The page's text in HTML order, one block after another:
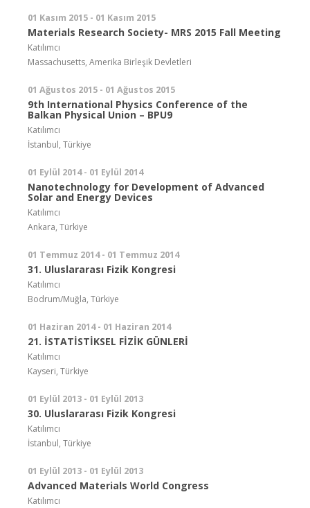
01 Kasım 2015 - 01 Kasım 2015
Materials Research Society- MRS 2015 Fall Meeting
Katılımcı
Massachusetts, Amerika Birleşik Devletleri
01 Ağustos 2015 - 01 Ağustos 2015
9th International Physics Conference of the
Balkan Physical Union – BPU9
Katılımcı
İstanbul, Türkiye
01 Eylül 2014 - 01 Eylül 2014
Nanotechnology for Development of Advanced
Solar and Energy Devices
Katılımcı
Ankara, Türkiye
01 Temmuz 2014 - 01 Temmuz 2014
31. Uluslararası Fizik Kongresi
Katılımcı
Bodrum/Muğla, Türkiye
01 Haziran 2014 - 01 Haziran 2014
21. İSTATİSTİKSEL FİZİK GÜNLERİ
Katılımcı
Kayseri, Türkiye
01 Eylül 2013 - 01 Eylül 2013
30. Uluslararası Fizik Kongresi
Katılımcı
İstanbul, Türkiye
01 Eylül 2013 - 01 Eylül 2013
Advanced Materials World Congress
Katılımcı